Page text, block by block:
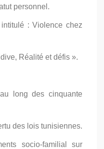
personnel.
: Violence chez
Réalité et défis ».
long des cinquante
des lois tunisiennes.
socio-familial sur